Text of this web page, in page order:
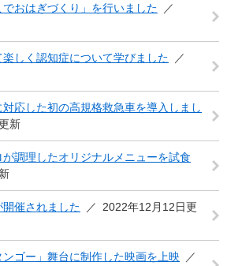
おはぎづくり」を行いました
楽しく認知症について学びました
応した初の高規格救急車を導入しまし
新
調理したオリジナルメニューを試食
催されました
2022年12月12日更
ゴー」舞台に制作した映画を上映